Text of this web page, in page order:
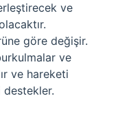
ve
göre değişir.
ve
ve hareketi
destekler.